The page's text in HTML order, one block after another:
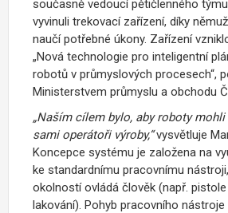
současně vedoucí pětičlenného
vyvinuli trekovací zařízení, díky
naučí potřebné úkony. Zařízení
„Nová technologie pro inteligentní
robotů v průmyslových procesech“,
Ministerstvem průmyslu a obchodu
„Naším cílem bylo, aby roboty
sami operátoři výroby,“vysvětluje
Koncepce systému je založena na
ke standardnímu pracovnímu
okolností ovládá člověk (např.
lakování). Pohyb pracovního